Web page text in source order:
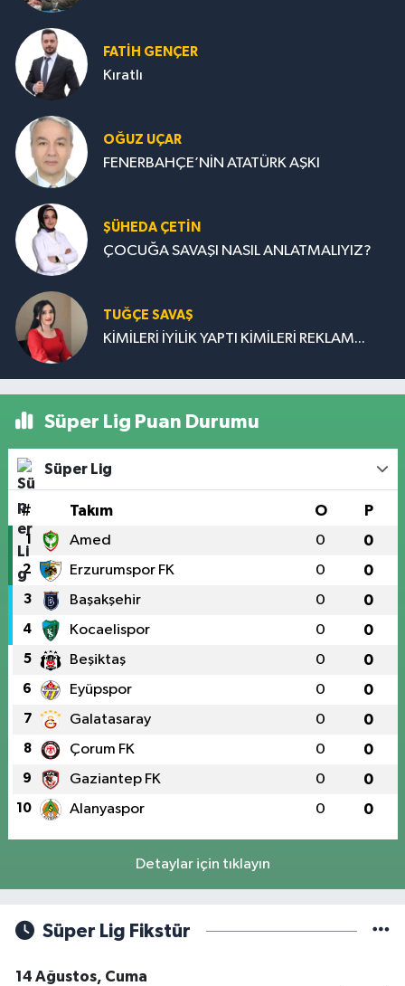
FATIH GENÇER
Kıratlı
OĞUZ UÇAR
FENERBAHÇE’NİN ATATÜRK AŞKI
ŞÜHEDA ÇETİN
ÇOCUĞA SAVAŞI NASIL ANLATMALIYIZ?
TUĞÇE SAVAŞ
KİMİLERİ İYİLİK YAPTI KİMİLERİ REKLAM...
Süper Lig Puan Durumu
Süper Lig
# Takım O P
1 Amed 0 0
2 Erzurumspor FK 0 0
3 Başakşehir 0 0
4 Kocaelispor 0 0
5 Beşiktaş 0 0
6 Eyüpspor 0 0
7 Galatasaray 0 0
8 Çorum FK 0 0
9 Gaziantep FK 0 0
10 Alanyaspor 0 0
Detaylar için tıklayın
Süper Lig Fikstür
14 Ağustos, Cuma